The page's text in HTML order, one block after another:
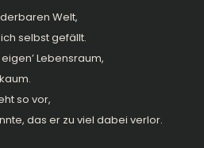
Welt,
selbst gefällt.
Lebensraum,
so vor,
das er zu viel dabei verlor.